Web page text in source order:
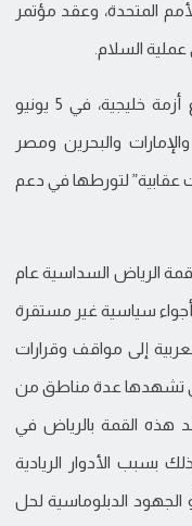
المتحدة، وعقد مؤتمر
عملية السلام.
وتأتي القمة العربية المرتقبة وسط إندلاع أزمة خليجية، في 5 يونيو
والبحرين ومصر
عقابية” لتورطها في دعم
قمة الرياض السداسية عام
أجواء سياسية غير مستقرة
إلى مواقف وقرارات
تشهدها عدة مناطق من
هذه القمة بالرياض في
بسبب الأدوار الريادية
الجهود الدبلوماسية لحل